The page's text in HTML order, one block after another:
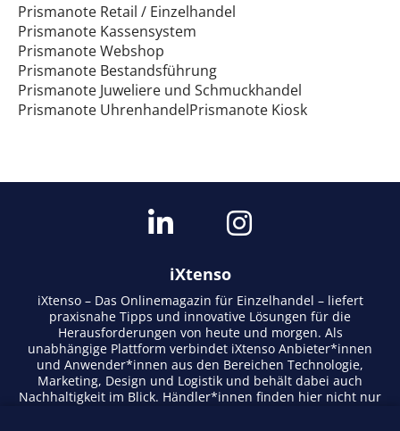
Prismanote Retail / Einzelhandel
Prismanote Kassensystem
Prismanote Webshop
Prismanote Bestandsführung
Prismanote Juweliere und Schmuckhandel
Prismanote UhrenhandelPrismanote Kiosk
iXtenso
iXtenso – Das Onlinemagazin für Einzelhandel – liefert
praxisnahe Tipps und innovative Lösungen für die
Herausforderungen von heute und morgen. Als
unabhängige Plattform verbindet iXtenso Anbieter*innen
und Anwender*innen aus den Bereichen Technologie,
Marketing, Design und Logistik und behält dabei auch
Nachhaltigkeit im Blick. Händler*innen finden hier nicht nur